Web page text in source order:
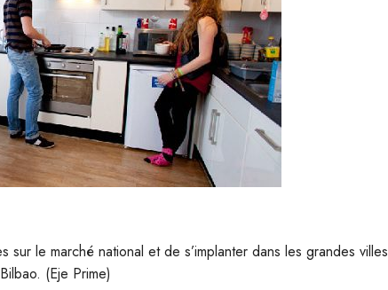
le marché national et de s’implanter dans les grandes villes
(Eje Prime)